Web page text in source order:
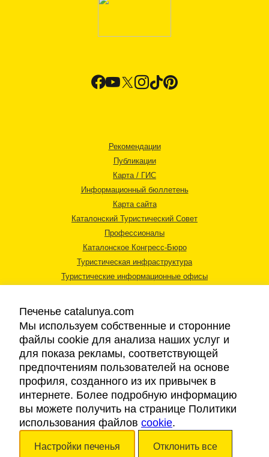
Рекомендации
Публикации
Карта / ГИС
Информационный бюллетень
Карта сайта
Каталонский Туристический Совет
Профессионалы
Каталонское Конгресс-Бюро
Туристическая инфраструктура
Туристические информационные офисы
Правовая информация
Cookies
Доступность
Авторские права © 2026. Каталонский Туристический Совет. Все права
Печенье catalunya.com
Мы используем собственные и сторонние
файлы cookie для анализа наших услуг и
для показа рекламы, соответствующей
предпочтениям пользователей на основе
профиля, созданного из их привычек в
интернете. Более подробную информацию
вы можете получить на странице Политики
использования файлов cookie.
Настройки печенья Отклонить все